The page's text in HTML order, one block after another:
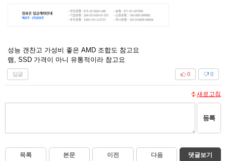
성능 갠찬고 가성비 좋은 AMD 조합도 참고요
램, SSD 가격이 마니 유통적이라 참고요
답글 0
0
새로고침
등록
목록 본문 이전 다음 댓글보기